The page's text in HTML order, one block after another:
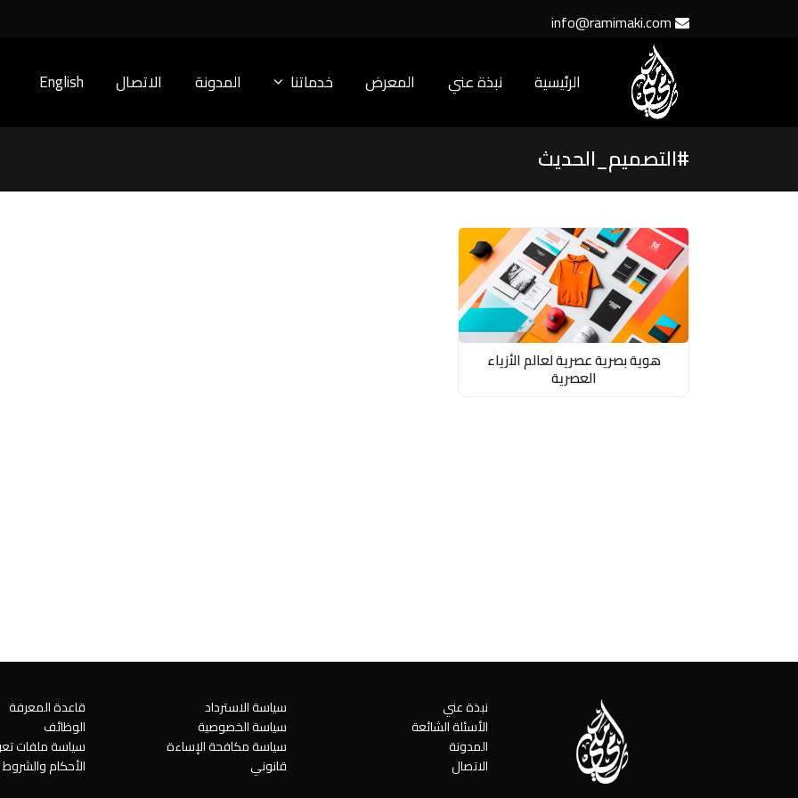
info@ramimaki.com
الرئيسية نبذة عني المعرض خدماتنا المدونة الاتصال English
#التصميم_الحديث
هوية بصرية عصرية لعالم الأزياء
العصرية
نبذة عني
الأسئلة الشائعة
المدونة
الاتصال
سياسة الاسترداد
سياسة الخصوصية
سياسة مكافحة الإساءة
قانوني
قاعدة المعرفة
الوظائف
سياسة ملفات
الأحكام والشروط